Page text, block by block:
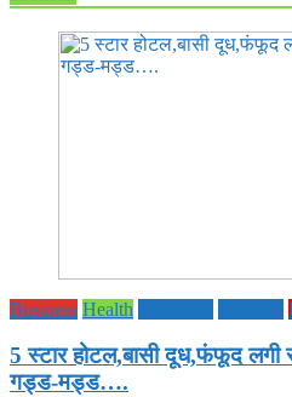
Business Health
5 स्टार होटल,बासी दूध,फंफूद लगी
गड्ड-मड्ड….